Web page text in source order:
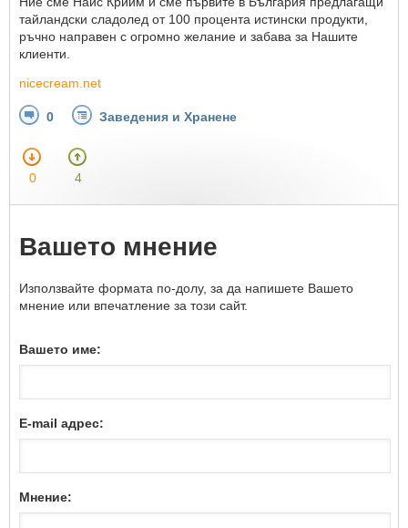
тайландски сладолед от 100 процента истински продукти,
ръчно направен с огромно желание и забава за Нашите
клиенти.
nicecream.net
0 Заведения и Хранене
0 4
Вашето мнение
Използвайте формата по-долу, за да напишете Вашето
мнение или впечатление за този сайт.
Вашето име:
E-mail адрес:
Мнение: